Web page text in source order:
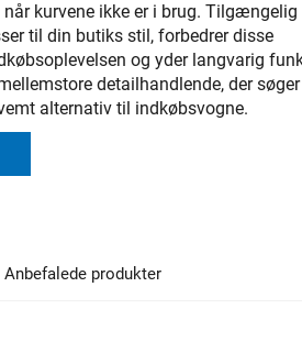
kurvene ikke er i brug. Tilgængelig
til din butiks stil, forbedrer disse
og yder langvarig
detailhandlende, der
alternativ til indkøbsvogne.
Anbefalede produkter